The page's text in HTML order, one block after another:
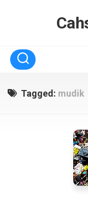
Tagged: mudik